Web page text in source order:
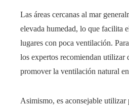
Las áreas cercanas al mar
elevada humedad, lo que facilita
lugares con poca ventilación.
los expertos recomiendan utilizar
promover la ventilación natural
Asimismo, es aconsejable utilizar